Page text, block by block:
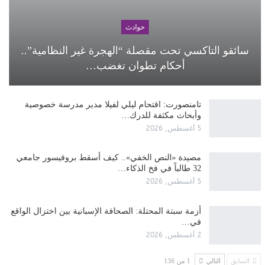
حوادث
سائقو التاكسي تحت مقصلة “الهجرة غير النظامية”..
أحكام تطوان تغضب…
تامنصورت: اقتحام ليلي لفيلا مدير مدرسة خصوصية
وأبحاث مكثفة للدرك…
5 أغسطس, 2026
مصيدة «النص الخفي».. كيف أسقط بروفيسور جامعي
32 طالباً في فخ الذكاء…
5 أغسطس, 2026
أزمة سبتة المحتلة: الصحافة الإسبانية بين اختزال الواقع
في…
2 أغسطس, 2026
السابق التالي 1 من 136